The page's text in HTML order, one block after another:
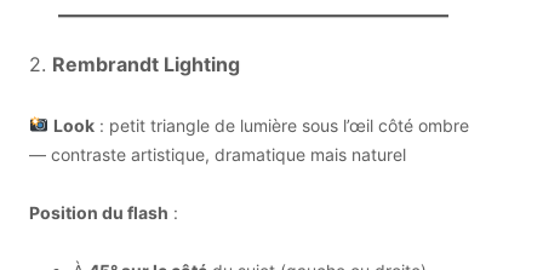
2. Rembrandt Lighting
Look: petit triangle de lumière sous l’œil côté ombre
— contraste artistique, dramatique mais naturel
Position du flash :